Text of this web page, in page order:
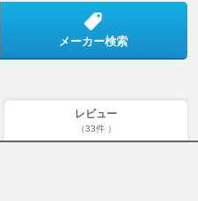
メーカー検索
レビュー
（33件 ）